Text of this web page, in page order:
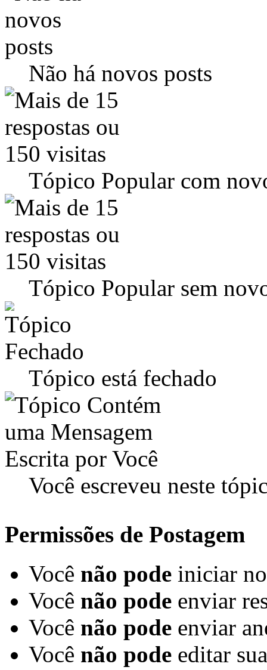
Não há novos posts
Tópico Popular com
Tópico Popular sem
Tópico está fechado
Você escreveu neste
Permissões de Postagem
Você não pode iniciar
Você não pode enviar
Você não pode enviar
Você não pode editar